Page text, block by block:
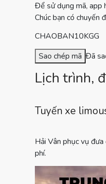
Để sử dụng mã, app
Chúc bạn có chuyến
CHAOBAN10KGG
Sao chép mã Đã
Lịch trình,
Tuyến xe
Hải Vân phục vụ
phí.